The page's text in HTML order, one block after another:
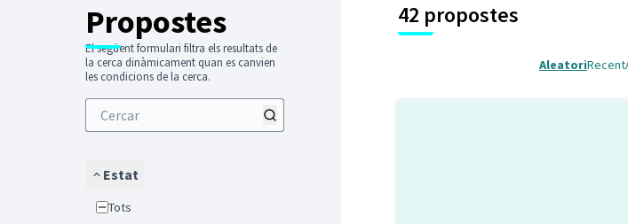
Propostes
El següent formulari filtra els resultats de
la cerca dinàmicament quan es canvien
les condicions de la cerca.
Estat
Tots
42 propostes
AleatoriRecent